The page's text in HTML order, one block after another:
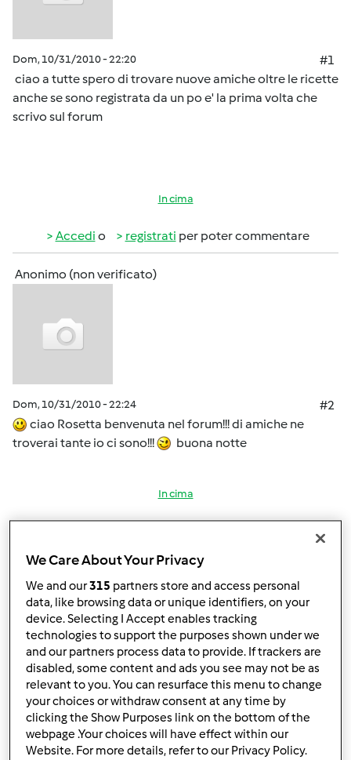
Dom, 10/31/2010 - 22:20
#1
ciao a tutte spero di trovare nuove amiche oltre le ricette
anche se sono registrata da un po e' la prima volta che
scrivo sul forum
In cima
Accedi o registrati per poter commentare
Anonimo (non verificato)
Dom, 10/31/2010 - 22:24
#2
ciao Rosetta benvenuta nel forum!!! di amiche ne
troverai tante io ci sono!!!
buona notte
In cima
rosetta 55 (non verificato)
Dom, 10/31/2010 - 22:33
grazie chocolate hai ragione il BiMBY ti cambia la
We Care About Your Privacy
We and our315 partners store and access personal
data, like browsing data or unique identifiers, on your
device. Selecting I Accept enables tracking
technologies to support the purposes shown under we
and our partners process data to provide. If trackers are
disabled, some content and ads you see may not be as
relevant to you. You can resurface this menu to change
your choices or withdraw consent at any time by
clicking the Show Purposes link on the bottom of the
webpage .Your choices will have effect within our
Website. For more details, refer to our Privacy Policy.